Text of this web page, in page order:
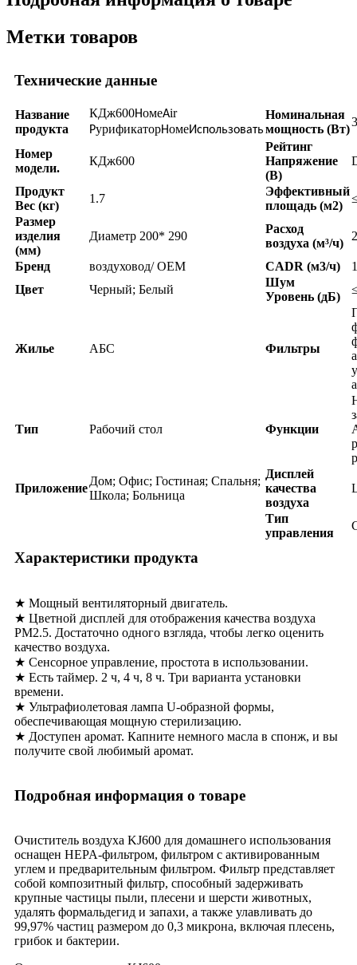
Метки товаров
Технические данные
Название
продукта
КДж600HомеAir
PурификаторHомеИспользовать
Номинальная
мощность (Вт)
Номер
модели.
КДж600
Рейтинг
Напряжение
(В)
Продукт
Вес (кг)
1.7
Эффективный
площадь (м2)
Размер
изделия
(мм)
Диаметр 200* 290
Расход
воздуха (м³/ч)
Бренд воздуховод/ OEM CADR (м3/ч)
Цвет
Черный; Белый
Шум
Уровень (дБ)
Жилье АБС Фильтры
Тип Рабочий стол Функции
Приложение
Дом; Офис; Гостиная; Спальня;
Школа; Больница
Дисплей
качества
воздуха
Тип
управления
Характеристики продукта
★ Мощный вентиляторный двигатель.
★ Цветной дисплей для отображения качества воздуха
PM2.5. Достаточно одного взгляда, чтобы легко оценить
качество воздуха.
★ Сенсорное управление, простота в использовании.
★ Есть таймер. 2 ч, 4 ч, 8 ч. Три варианта установки
времени.
★ Ультрафиолетовая лампа U-образной формы,
обеспечивающая мощную стерилизацию.
★ Доступен аромат. Капните немного масла в спонж, и вы
получите свой любимый аромат.
Подробная информация о товаре
Очиститель воздуха KJ600 для домашнего использования
оснащен HEPA-фильтром, фильтром с активированным
углем и предварительным фильтром. Фильтр представляет
собой композитный фильтр, способный задерживать
крупные частицы пыли, плесени и шерсти животных,
удалять формальдегид и запахи, а также улавливать до
99,97% частиц размером до 0,3 микрона, включая плесень,
грибок и бактерии.